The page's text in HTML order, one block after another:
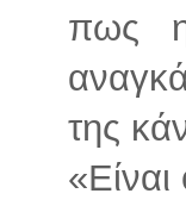
πως
της